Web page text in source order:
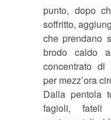
punto, dopo
soffritto,
che prendano
brodo caldo
concentrato di
per mezz’ora
Dalla pentola
fagioli,